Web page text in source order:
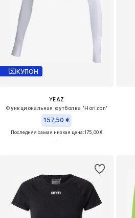
КУПОН
YEAZ
Функциональная футболка 'Horizon'
157,50 €
Последняя самая низкая цена:175,00 €